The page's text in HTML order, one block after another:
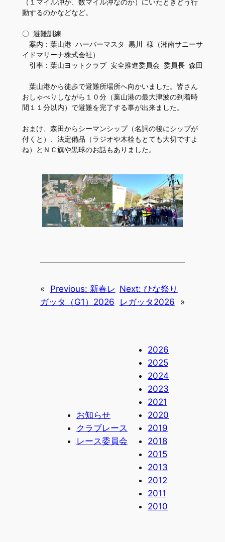
（１マイル沖か、数マイル沖なのか）にいたときどう行
動するのかなどなど。
〇 避難訓練
案内：葉山港 ハーバーマスタ 黒川 様（湘南サニーサ
イドマリーナ株式会社）
引率：葉山ヨットクラブ 安全推進委員会 委員長 森田
葉山港から徒歩で避難所場所へ向かいました。皆さん
おしゃべりしながら１０分（葉山港の最大津波の到着時
間１１分以内）で避難を完了する事が出来ました。
おまけ、森田からシーマンシップ（名詞の後にシップが
付くと）、法定備品（ラジオや木栓もとても大切ですよ
ね）とＮＣ旗や黒球のお話もありました。
« Previous: 新春レ
ガッタ（G1）2026
Next: ひな祭り
レガッタ2026
»
お知らせ
クラブレース
レース委員会
2026
2025
2024
2023
2021
2020
2019
2018
2015
2013
2012
2011
2010